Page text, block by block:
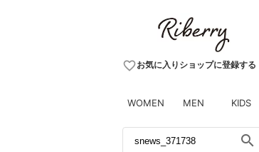
favorite_borderお気に入りショップに登録する
WOMEN MEN KIDS
search